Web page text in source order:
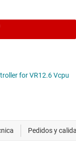
for VR12.6 Vcpu